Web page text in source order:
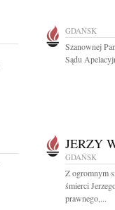
GDAŃSK
Szanownej
Sądu
JERZY
GDAŃSK
Z ogromnym
śmierci
prawnego,...